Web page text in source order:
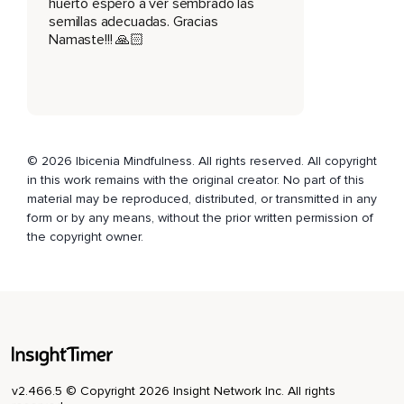
Pero si una vez que te has dado cuenta que te has
Siente el contacto de tus pies con el suelo,
Con la superficie,
Siente el contacto de los glúteos,
innecesaria,
semillas adecuadas. Gracias
Namaste!!! 🙏🏻
© 2026 Ibicenia Mindfulness. All rights reserved. All copyright
in this work remains with the original creator. No part of this
material may be reproduced, distributed, or transmitted in any
form or by any means, without the prior written permission of
the copyright owner.
v2.466.5 © Copyright 2026 Insight Network Inc. All rights